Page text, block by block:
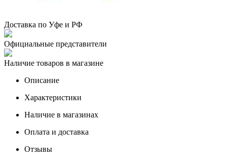
Доставка по Уфе и РФ
Официальные представители
Наличие товаров в магазине
Описание
Характеристики
Наличие в магазинах
Оплата и доставка
Отзывы